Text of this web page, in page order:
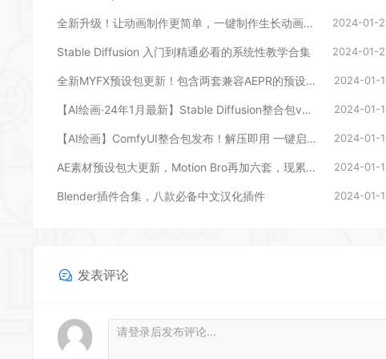
全新升级！让动画制作更简单，一键制作生长动画，AE第二代 AutoFill 汉化插件 2024-01-
Stable Diffusion 入门到精通必看的系统性教学合集 2024-01-
全新MYFX预设包更新！包含两套兼容AEPR的预设，后期剪辑包装必备 2024-01-
【AI绘画·24年1月最新】Stable Diffusion整合包v4.6发布！解压即用 防爆显存 三分钟入门AI绘画 ☆更新 ☆ 2024-01-
【AI绘画】ComfyUI整合包发布！解压即用 一键启动 工作流版界面 超多节点 ☆更新 ☆汉化 秋叶整合包 2024-01-
AE素材预设包大更新，Motion Bro再加六套，现累计12套AE预设包 2024-01-
Blender插件合集，八款必备中文汉化插件 2024-01-
发表评论